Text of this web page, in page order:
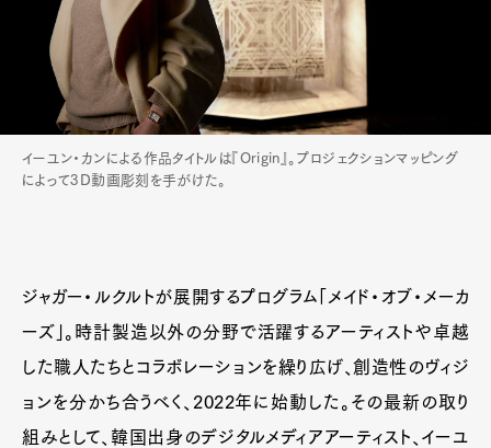
イーユン・カンによる作品タイトルは『Origin』。プロジェクションマッピング
によって3D動画彫刻を手がけた。
ジャガー・ルクルトが展開するプログラム「メイド・オブ・メーカ
ーズ」。時計製造以外の分野で活躍するアーティストや卓越
した職人たちとコラボレーションを繰り広げ、創造性のヴィジ
ョンを分かち合うべく、2022年に始動した。その最新の取り
組みとして、韓国出身のデジタルメディアアーティスト、イーユ